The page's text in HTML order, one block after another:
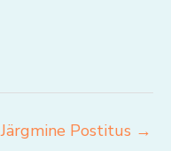
Järgmine Postitus →